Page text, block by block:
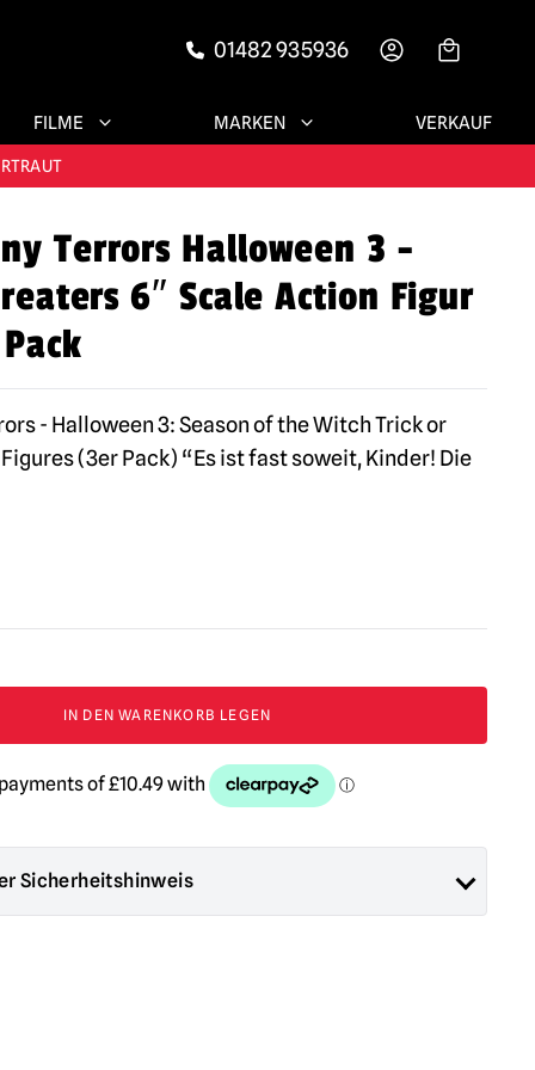
01482 935936
FILME MARKEN VERKAUF
KUNDEN
KUNDEN
Terrors Halloween 3 -
6″ Scale Action Figur
- Halloween 3: Season of the Witch Trick or
(3er Pack) “Es ist fast soweit, Kinder! Die
IN DEN WARENKORB LEGEN
Sicherheitshinweis